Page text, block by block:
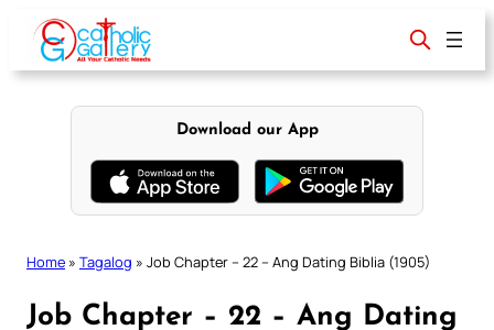
content
Download our App
Home » Tagalog » Job Chapter – 22 – Ang Dating Biblia (1905)
Job Chapter – 22 – Ang Dating